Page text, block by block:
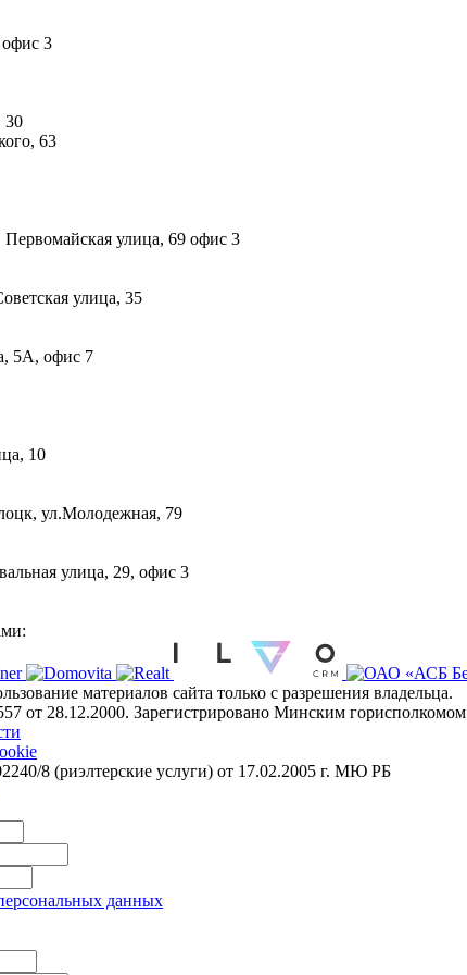
офис 3
30
63
улица, 69 офис 3
улица, 35
5А, офис 7
10
ул.Молодежная, 79
улица, 29, офис 3
материалов сайта только с разрешения владельца.
от 28.12.2000. Зарегистрировано Минским горисполкомом
8 (риэлтерские услуги) от 17.02.2005 г. МЮ РБ
данных